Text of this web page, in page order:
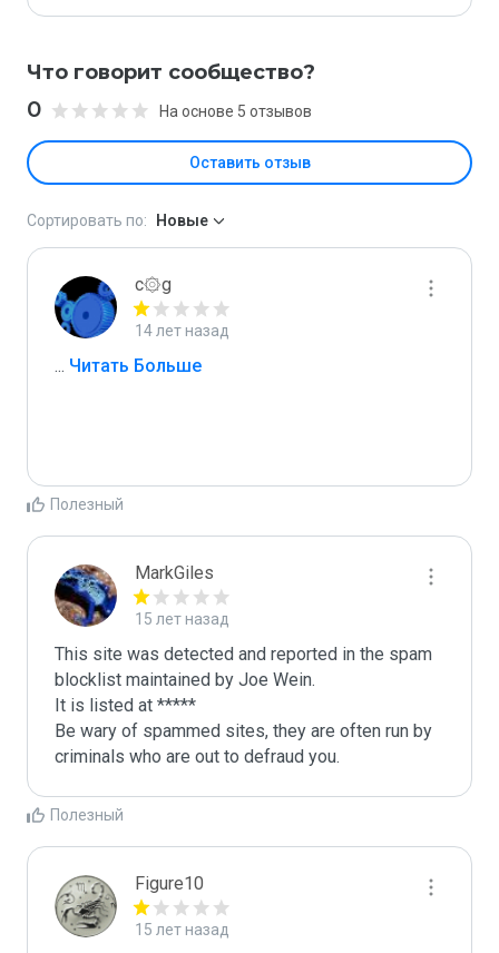
Что говорит сообщество?
0 На основе 5 отзывов
Оставить отзыв
Сортировать по: Новые
c۞g
14 лет назад
... Читать Больше
Полезный
MarkGiles
15 лет назад
This site was detected and reported in the spam
blocklist maintained by Joe Wein.
It is listed at *****
Be wary of spammed sites, they are often run by
criminals who are out to defraud you.
Полезный
Figure10
15 лет назад